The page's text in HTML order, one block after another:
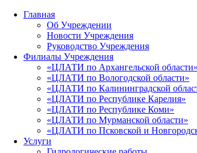
Главная
Об Учреждении
Новости Учреждения
Руководство Учреждения
Филиалы Учреждения
«ЦЛАТИ по Архангельской области»
«ЦЛАТИ по Вологодской области»
«ЦЛАТИ по Калининградской
«ЦЛАТИ по Республике Карелия»
«ЦЛАТИ по Республике Коми»
«ЦЛАТИ по Мурманской области»
«ЦЛАТИ по Псковской и
Услуги